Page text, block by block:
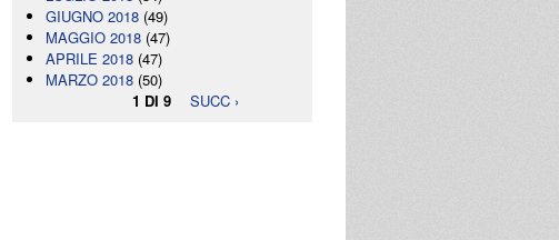
GIUGNO 2018 (49)
MAGGIO 2018 (47)
APRILE 2018 (47)
MARZO 2018 (50)
1 DI 9
SUCC ›